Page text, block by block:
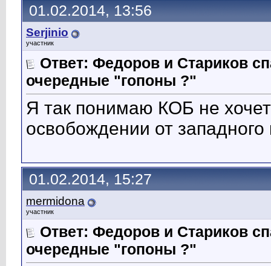
01.02.2014, 13:56
Serjinio
участник
Ответ: Федоров и Стариков
очередные "гопоны ?"
Я так понимаю КОБ не
освобождении от
01.02.2014, 15:27
mermidona
участник
Ответ: Федоров и Стариков
очередные "гопоны ?"